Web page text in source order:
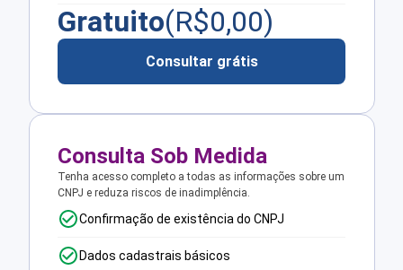
Gratuito(R$0,00)
Consultar grátis
Consulta Sob Medida
Tenha acesso completo a todas as informações sobre um
CNPJ e reduza riscos de inadimplência.
Confirmação de existência do CNPJ
Dados cadastrais básicos